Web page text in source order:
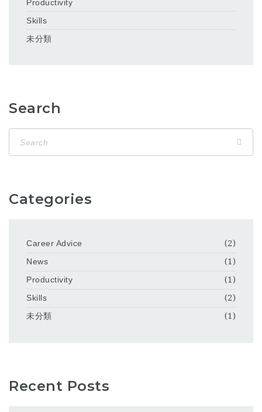
Productivity
Skills
未分類
Search
Categories
Career Advice
(2)
News
(1)
Productivity
(1)
Skills
(2)
未分類
(1)
Recent Posts